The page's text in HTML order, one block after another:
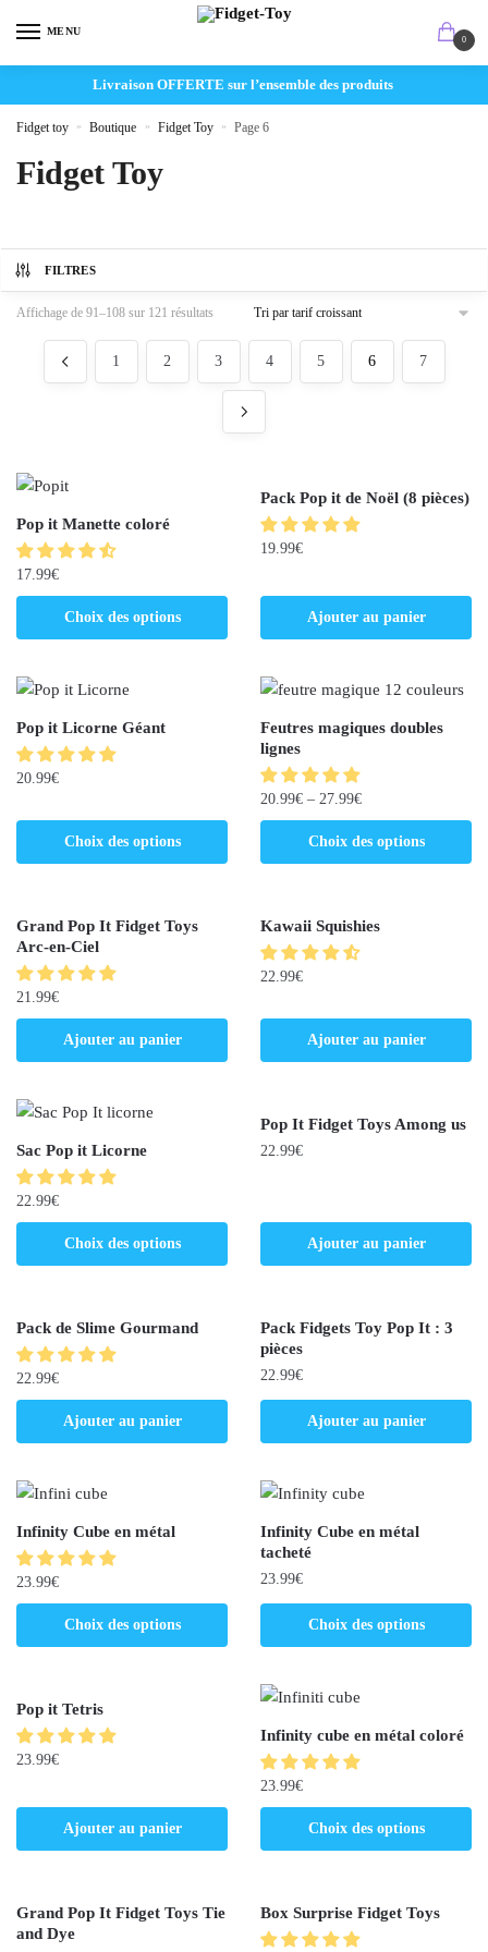
MENU
0
Livraison OFFERTE sur l’ensemble des produits
Fidget toy » Boutique » Fidget Toy » Page 6
Fidget Toy
FILTRES
Affichage de 91–108 sur 121 résultats
1 2 3 4 5 6 7
Pop it Manette coloré
17.99€
Choix des options
Pack Pop it de Noël (8 pièces)
19.99€
Ajouter au panier
Pop it Licorne Géant
20.99€
Choix des options
Feutres magiques doubles
lignes
20.99€ – 27.99€
Choix des options
Grand Pop It Fidget Toys
Arc-en-Ciel
21.99€
Ajouter au panier
Kawaii Squishies
22.99€
Ajouter au panier
Sac Pop it Licorne
22.99€
Choix des options
Pop It Fidget Toys Among us
22.99€
Ajouter au panier
Pack de Slime Gourmand
22.99€
Ajouter au panier
Pack Fidgets Toy Pop It : 3
pièces
22.99€
Ajouter au panier
Infinity Cube en métal
23.99€
Choix des options
Infinity Cube en métal
tacheté
23.99€
Choix des options
Pop it Tetris
23.99€
Ajouter au panier
Infinity cube en métal coloré
23.99€
Choix des options
Grand Pop It Fidget Toys Tie
and Dye
Box Surprise Fidget Toys